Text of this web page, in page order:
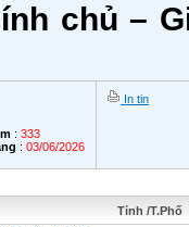
chủ –
: 333
: 03/06/2026
In tin
Tỉnh /T.Phố